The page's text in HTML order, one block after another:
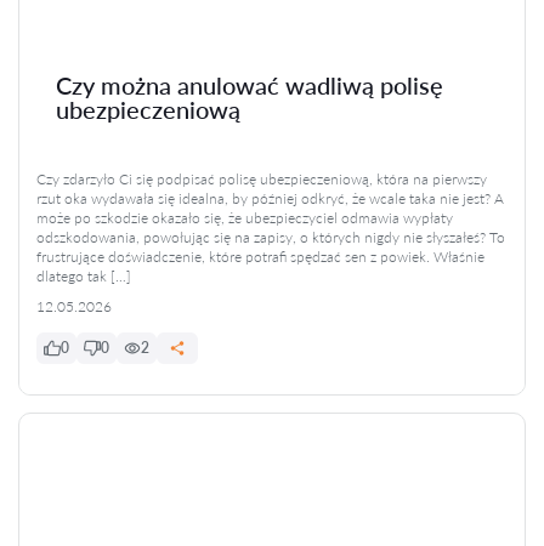
Czy można anulować wadliwą polisę
ubezpieczeniową
Czy zdarzyło Ci się podpisać polisę ubezpieczeniową, która na pierwszy
rzut oka wydawała się idealna, by później odkryć, że wcale taka nie jest? A
może po szkodzie okazało się, że ubezpieczyciel odmawia wypłaty
odszkodowania, powołując się na zapisy, o których nigdy nie słyszałeś? To
frustrujące doświadczenie, które potrafi spędzać sen z powiek. Właśnie
dlatego tak […]
12.05.2026
0 0 2